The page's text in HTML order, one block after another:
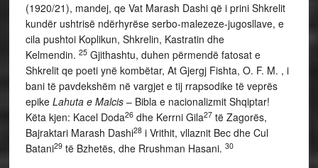
(1920/21), mandej, qe Vat Marash Dashi që i prini Shkrelit
kundër ushtrisë ndërhyrëse serbo-malezeze-jugosllave, e
cila pushtoi Koplikun, Shkrelin, Kastratin dhe
Kelmendin. 25Gjithashtu, duhen përmendë fatosat e
Shkrelit qe poeti ynë kombëtar, At Gjergj Fishta, O. F. M. , i
bani të pavdekshëm në vargjet e tij rrapsodike të veprës
epike Lahuta e Malcis – Bibla e nacionalizmit Shqiptar!
Këta kjen: Kacel Doda26dhe Kerrni Gila27të Zagorës,
Bajraktari Marash Dashi28i Vrithit, vllaznit Bec dhe Cul
Batani29të Bzhetës, dhe Rrushman Hasani. 30